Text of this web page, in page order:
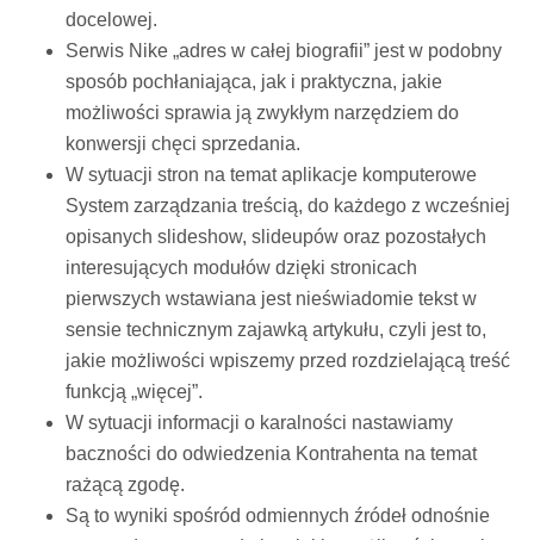
docelowej.
Serwis Nike „adres w całej biografii” jest w podobny
sposób pochłaniająca, jak i praktyczna, jakie
możliwości sprawia ją zwykłym narzędziem do
konwersji chęci sprzedania.
W sytuacji stron na temat aplikacje komputerowe
System zarządzania treścią, do każdego z wcześniej
opisanych slideshow, slideupów oraz pozostałych
interesujących modułów dzięki stronicach
pierwszych wstawiana jest nieświadomie tekst w
sensie technicznym zajawką artykułu, czyli jest to,
jakie możliwości wpiszemy przed rozdzielającą treść
funkcją „więcej”.
W sytuacji informacji o karalności nastawiamy
baczności do odwiedzenia Kontrahenta na temat
rażącą zgodę.
Są to wyniki spośród odmiennych źródeł odnośnie